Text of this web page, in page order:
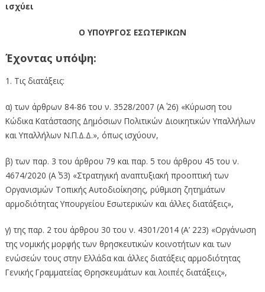
ισχύει
Ο ΥΠΟΥΡΓΟΣ ΕΣΩΤΕΡΙΚΩΝ
Έχοντας υπόψη:
1. Τις διατάξεις:
α) των άρθρων 84-86 του ν. 3528/2007 (Α΄ 26) «Κύρωση του
Κώδικα Κατάστασης Δημόσιων Πολιτικών Διοικητικών Υπαλλήλων
και Υπαλλήλων Ν.Π.Δ.Δ.», όπως ισχύουν,
β) των παρ. 3 του άρθρου 79 και παρ. 5 του άρθρου 45 του ν.
4674/2020 (Α΄ 53) «Στρατηγική αναπτυξιακή προοπτική των
Οργανισμών Τοπικής Αυτοδιοίκησης, ρύθμιση ζητημάτων
αρμοδιότητας Υπουργείου Εσωτερικών και άλλες διατάξεις»,
γ) της παρ. 2 του άρθρου 30 του ν. 4301/2014 (Α’ 223) «Οργάνωση
της νομικής μορφής των θρησκευτικών κοινοτήτων και των
ενώσεών τους στην Ελλάδα και άλλες διατάξεις αρμοδιότητας
Γενικής Γραμματείας Θρησκευμάτων και λοιπές διατάξεις»,